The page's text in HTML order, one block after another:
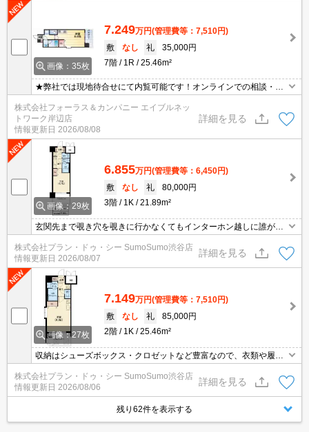
画像：35枚
7.249万円(管理費等：7,510円)
敷
なし 礼
35,000円
7階
1R 25.46m²
★弊社では現地待合せにて内覧可能です！オンラインでの相談・内
覧も可能です！★
株式会社フォーラス＆カンパニー エイブルネッ
トワーク岸辺店
情報更新日 2026/08/08
詳細を見る
画像：29枚
6.855万円(管理費等：6,450円)
敷
なし 礼
80,000円
3階
1K 21.89m²
玄関先まで覗き穴を覗きに行かなくてもインターホン越しに誰が来
たのかを確認できるので防犯対策につながります。お風呂に入って
いるときに宅配業者が来てしまっても宅配ボックスがあるので、わ
ざわざ出なくても荷物を受け取ることができます。収納はクロゼッ
ト・シューズボックスなど豊富なので、広々と空間を利用すること
も可能です。
株式会社プラン・ドゥ・シー SumoSumo渋谷店
情報更新日 2026/08/07
詳細を見る
画像：27枚
7.149万円(管理費等：7,510円)
敷
なし 礼
85,000円
2階
1K 25.46m²
収納はシューズボックス・クロゼットなど豊富なので、衣類や履き
物の整理がしやすく便利です。共用部には宅配ボックスが備え付け
られているため、外出が多い方でも荷物を受け取ることができま
す。室内設備は浴室乾燥機・洗面化粧台など充実した設備を備え付
けています。ビジネスマンには必須の、インターネット有り物件で
株式会社プラン・ドゥ・シー SumoSumo渋谷店
情報更新日 2026/08/06
詳細を見る
残り62件を表示する